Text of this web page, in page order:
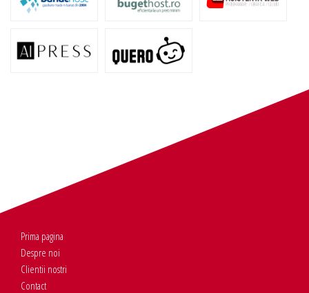
Prima pagina
Despre noi
Clientii nostri
Contact